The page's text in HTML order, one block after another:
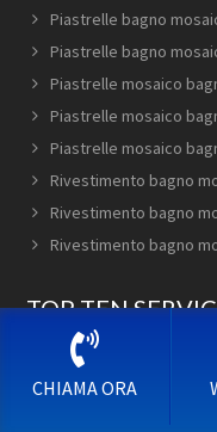
Piastrelle bagno
Piastrelle bagno
Piastrelle mosaico
Piastrelle mosaico
Piastrelle mosaico
Rivestimento bagno
Rivestimento bagno
Rivestimento bagno
TOP TEN
Piastrelle bagno
Bagno in Mosaico
Piastrelle bagno
CHIAMA ORA